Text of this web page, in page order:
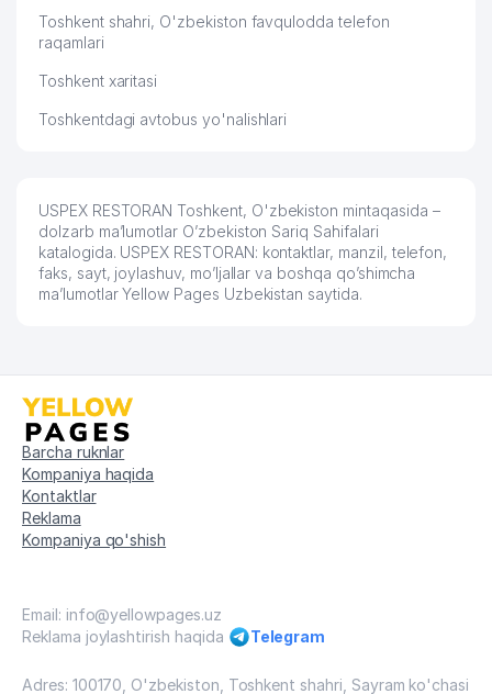
Toshkent shahri, O'zbekiston favqulodda telefon
raqamlari
Toshkent xaritasi
Toshkentdagi avtobus yo'nalishlari
USPEX RESTORAN Toshkent, O'zbekiston mintaqasida –
dolzarb ma’lumotlar O’zbekiston Sariq Sahifalari
katalogida. USPEX RESTORAN: kontaktlar, manzil, telefon,
faks, sayt, joylashuv, mo’ljallar va boshqa qo’shimcha
ma’lumotlar Yellow Pages Uzbekistan saytida.
Barcha ruknlar
Kompaniya haqida
Kontaktlar
Reklama
Kompaniya qo'shish
Email: info@yellowpages.uz
Reklama joylashtirish haqida
Telegram
Adres: 100170, O'zbekiston, Toshkent shahri, Sayram ko'chasi